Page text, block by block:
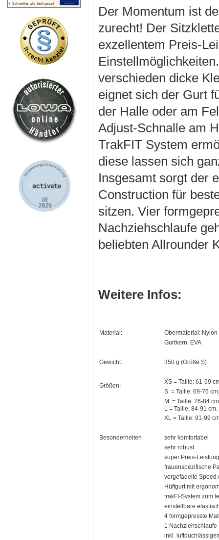
Der Momentum ist
zurecht! Der
exzellentem Preis-
verschieden dicke
eignet sich der Gurt
der Halle oder am
Adjust-Schnalle am
TrakFIT System
diese lassen sich
Insgesamt sorgt der
Construction für
sitzen. Vier
Nachziehschlaufe
beliebten Allrounder
Weitere Infos:
Material:
Obermaterial: Nylon
Gurtkern: EVA
Gewicht: 350 g (Größe S)
Größen:
XS = Taille: 61-69
S = Taille: 69-76
M = Taille: 76-84
L = Taille: 84-91
XL = Taille: 91-99
Besonderheiten
sehr komfortabel
sehr robust
super Preis-
frauenspezifische
vorgefädelte Speed
Hüftgurt mit
trakFI-System zum
einstellbare
4 formgepresste
1 Nachziehschlaufe
inkl.